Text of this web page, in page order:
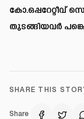
കോ.ഒപ്പറേറ്റീവ്
തുടങ്ങിയവർ
SHARE THIS
Share